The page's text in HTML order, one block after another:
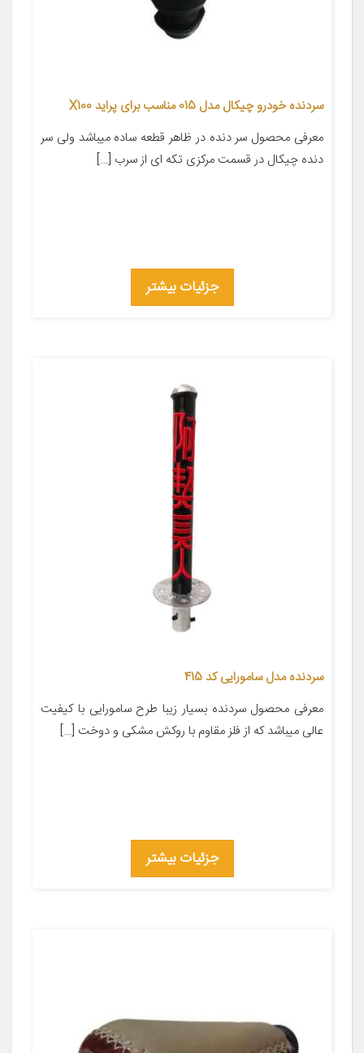
سردنده خودرو چیکال مدل 015 مناسب برای پراید X100
معرفی محصول سر دنده در ظاهر قطعه ساده میباشد ولی سر
دنده چیکال در قسمت مرکزی تکه ای از سرب […]
جزئیات بیشتر
سردنده مدل سامورایی کد 415
معرفی محصول سردنده بسیار زیبا طرح سامورایی با کیفیت
عالی میباشد که از فلز مقاوم با روکش مشکی و دوخت […]
جزئیات بیشتر